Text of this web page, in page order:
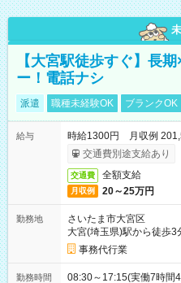
【大宮駅徒歩すぐ】長
ー！電話ナシ
派遣 職種未経験OK ブランクOK
給与
時給1300円 月収例
交通費別途支給あり
交通費 全額支給
月収例 20～25万円
勤務地
さいたま市大宮区
大宮(埼玉県)駅から徒歩3
事務代行業
勤務時間 08:30～17:15(実働7時